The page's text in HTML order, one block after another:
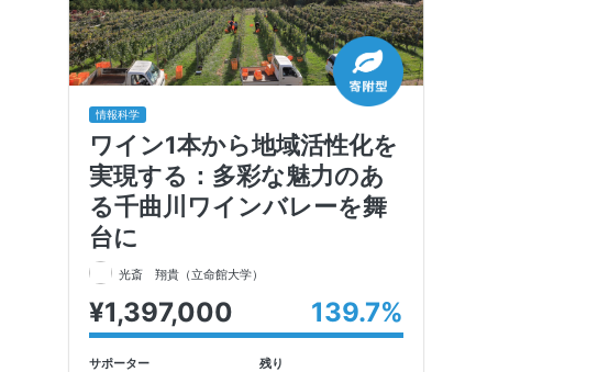
情報科学
ワイン1本から地域活性化を
実現する：多彩な魅力のあ
る千曲川ワインバレーを舞
台に
光斎 翔貴（立命館大学）
¥1,397,000 139.7%
サポーター 残り